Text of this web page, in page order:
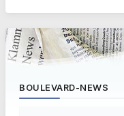
BOULEVARD-NEWS